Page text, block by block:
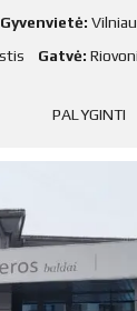
Gyvenvietė:
Gatvė:
PALYGINTI